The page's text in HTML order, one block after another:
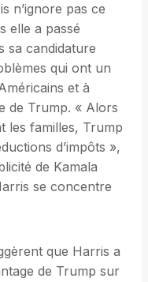
n’ignore pas ce
elle a passé
sa candidature
qui ont un
et à
de Trump. « Alors
les familles, Trump
d’impôts »,
de Kamala
se concentre
que Harris a
de Trump sur